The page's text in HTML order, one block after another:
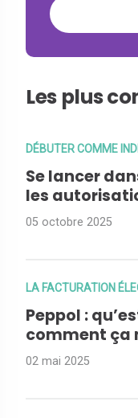
Les plus
DÉBUTER COMME
Se lancer
les
05 octobre 2025
LA FACTURATION
Peppol :
comment ça
02 mai 2025